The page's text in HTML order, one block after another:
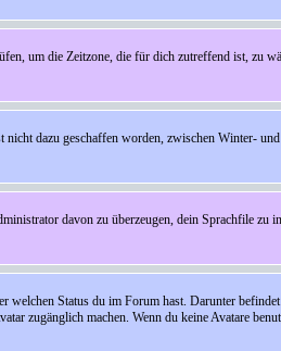
um die Zeitzone, die für dich zutreffend ist, zu
dazu geschaffen worden, zwischen Winter-
davon zu überzeugen, dein Sprachfile zu
welchen Status du im Forum hast. Darunter
zugänglich machen. Wenn du keine Avatare